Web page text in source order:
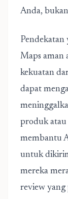
Anda,
Pendekatan
Maps aman
kekuatan
dapat
produk atau
membantu
untuk
mereka
review yang